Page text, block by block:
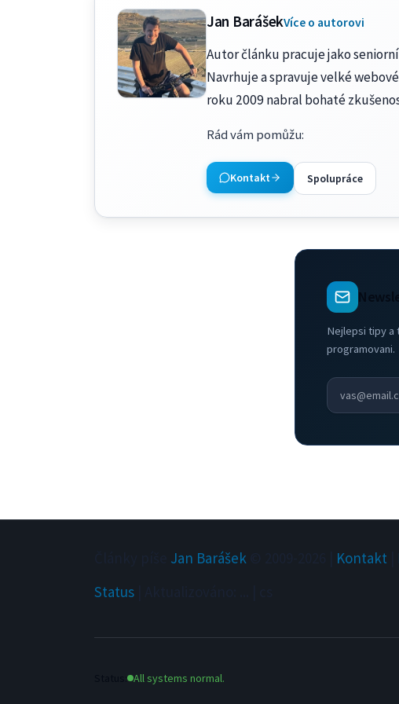
Jan BarášekVíce o autorovi
Autor článku pracuje jako
Navrhuje a spravuje velké
roku 2009 nabral bohaté
Rád vám pomůžu:
Kontakt Spolupráce
Nejlepsi tipy a
programovani.
Jan Barášek Kontakt
Status
All systems normal.